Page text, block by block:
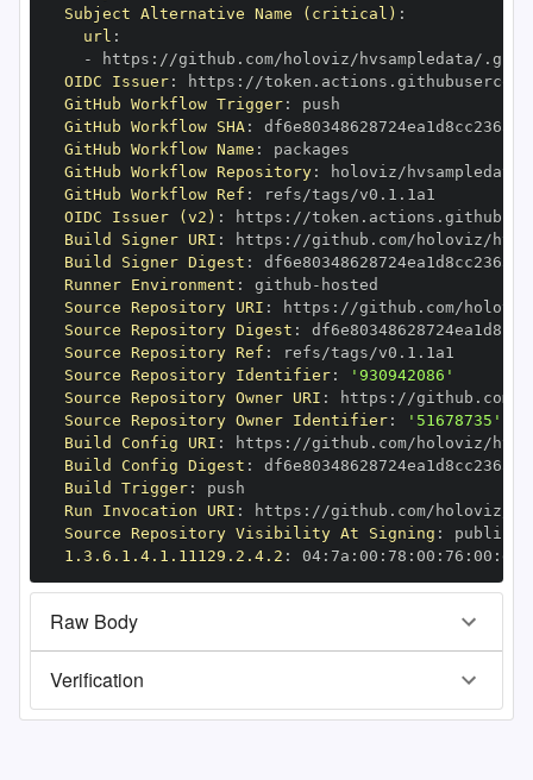
Subject Alternative Name (critical) :
url :
-
https :
OIDC Issuer: https :
GitHub Workflow Trigger:
GitHub Workflow SHA:
GitHub Workflow Name :
GitHub Workflow Repository:
GitHub Workflow Ref :
OIDC Issuer (v2) : https :
Build Signer URI : https :
Build Signer Digest :
Runner Environment : github -
Source Repository URI : https :
Source Repository Digest :
Source Repository Ref :
Source Repository Identifier:
'930942086'
Source Repository Owner URI : https :
Source Repository Owner Identifier:
'51678735'
Build Config URI : https :
Build Config Digest :
Build Trigger:
Run Invocation URI : https :
Source Repository Visibility At Signing :
1.3.6.1.4.1.11129.2.4.2 : 04: 7a : 00 : 78 : 00 : 76 : 00 : dd
Raw Body
Verification